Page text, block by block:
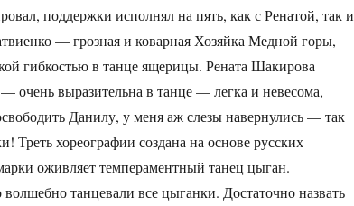
поддержки исполнял на пять, как с Ренатой, так и
— грозная и коварная Хозяйка Медной горы,
гибкостью в танце ящерицы. Рената Шакирова
очень выразительна в танце — легка и невесома,
Данилу, у меня аж слезы навернулись — так
Треть хореографии создана на основе русских
оживляет темпераментный танец цыган.
танцевали все цыганки. Достаточно назвать